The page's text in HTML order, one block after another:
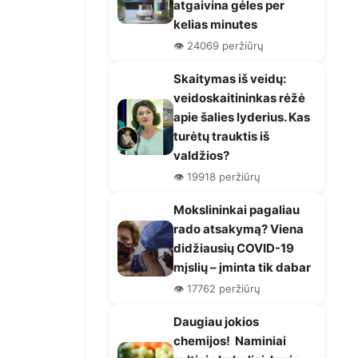
atgaivina gėles per
kelias minutes
👁️ 24069 peržiūrų
Skaitymas iš veidų:
veidoskaitininkas rėžė
apie šalies lyderius. Kas
turėtų trauktis iš
valdžios?
👁️ 19918 peržiūrų
Mokslininkai pagaliau
rado atsakymą? Viena
didžiausių COVID-19
mįslių – įminta tik dabar
👁️ 17762 peržiūrų
Daugiau jokios
chemijos! Naminiai